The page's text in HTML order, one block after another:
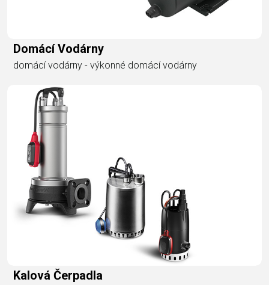
Domácí Vodárny
domácí vodárny - výkonné domácí vodárny
Kalová Čerpadla